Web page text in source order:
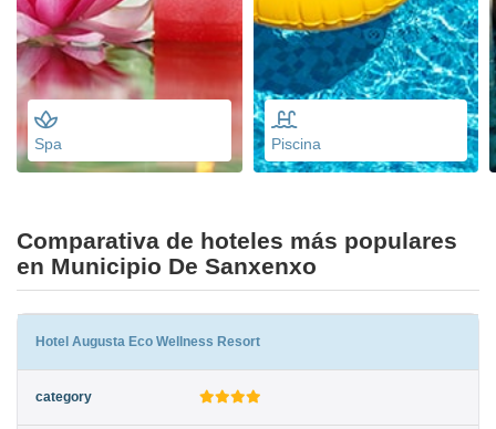
Spa Piscina
Comparativa de hoteles más populares
en Municipio De Sanxenxo
Hotel Augusta Eco Wellness Resort